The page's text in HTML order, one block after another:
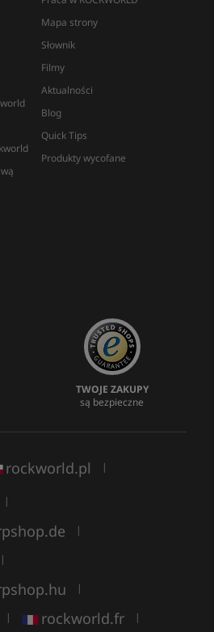
Mapa strony
Słownik
Filmy
Aktualności
Blog
Quick Tips
Produkty wycofane
TWOJE ZAKUPY
są bezpieczne
rockworld.pl |
|
|
|
|
| rockworld.fr |